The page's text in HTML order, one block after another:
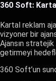
360 Soft:
Kartal reklam
vizyoner bir
Ajansın
getirmeyi
360 Soft’un